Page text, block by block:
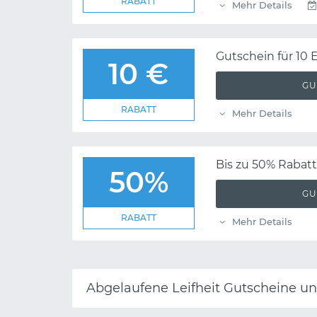
Mehr Details
10 €
RABATT
Gutschein für 10
Mehr Details
50%
RABATT
Bis zu 50%
Mehr Details
Abgelaufene Leifheit Gutscheine